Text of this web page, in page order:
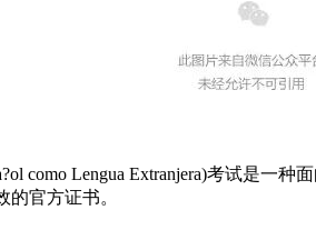
como Lengua Extranjera)考试是一
官方证书。